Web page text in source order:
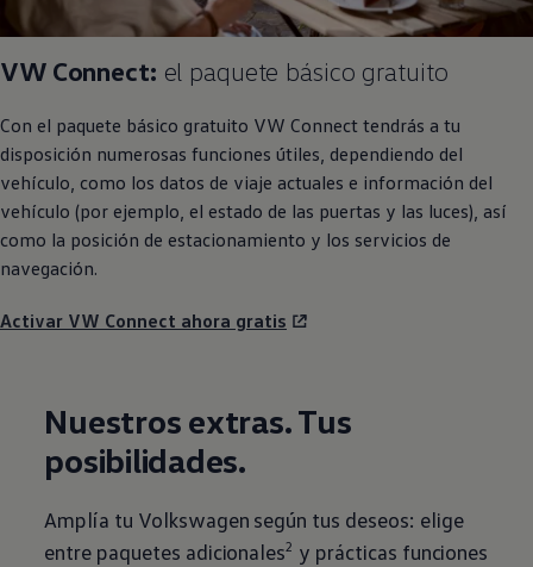
VW Connect: el paquete básico gratuito
Con el paquete básico gratuito VW Connect tendrás a tu
disposición numerosas funciones útiles, dependiendo del
vehículo, como los datos de viaje actuales e información del
vehículo (por ejemplo, el estado de las puertas y las luces), así
como la posición de estacionamiento y los servicios de
navegación.
Activar VW Connect ahora gratis
Nuestros extras. Tus
posibilidades.
Amplía tu Volkswagen según tus deseos: elige
entre paquetes adicionales2 y prácticas funciones